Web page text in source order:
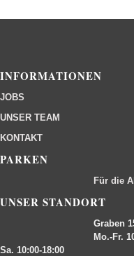
INFORMATIONEN
JOBS
UNSER TEAM
KONTAKT
PARKEN
Für die
UNSER STANDORT
Graben
Mo.-Fr.
Sa. 10:00-18:00